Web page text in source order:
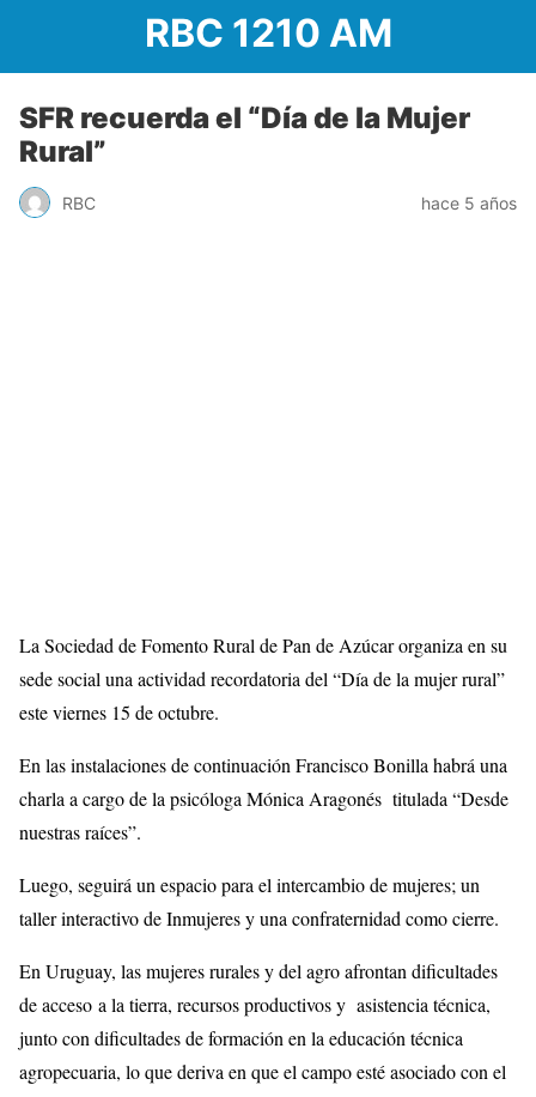
RBC 1210 AM
SFR recuerda el “Día de la Mujer
Rural”
RBC hace 5 años
La Sociedad de Fomento Rural de Pan de Azúcar organiza en su
sede social una actividad recordatoria del “Día de la mujer rural”
este viernes 15 de octubre.
En las instalaciones de continuación Francisco Bonilla habrá una
charla a cargo de la psicóloga Mónica Aragonés titulada “Desde
nuestras raíces”.
Luego, seguirá un espacio para el intercambio de mujeres; un
taller interactivo de Inmujeres y una confraternidad como cierre.
En Uruguay, las mujeres rurales y del agro afrontan dificultades
de acceso a la tierra, recursos productivos y asistencia técnica,
junto con dificultades de formación en la educación técnica
agropecuaria, lo que deriva en que el campo esté asociado con el